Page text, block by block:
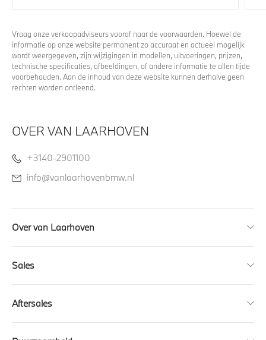
Vraag onze verkoopadviseurs vooraf naar de voorwaarden. Hoewel de
informatie op onze website permanent zo accuraat en actueel mogelijk
wordt weergegeven, zijn wijzigingen in modellen, uitvoeringen, prijzen,
technische specificaties, afbeeldingen, of andere informatie te allen tijde
voorbehouden. Aan de inhoud van deze website kunnen derhalve geen
rechten worden ontleend.
OVER VAN LAARHOVEN
+3140-2901100
info@vanlaarhovenbmw.nl
Over van Laarhoven
Sales
Aftersales